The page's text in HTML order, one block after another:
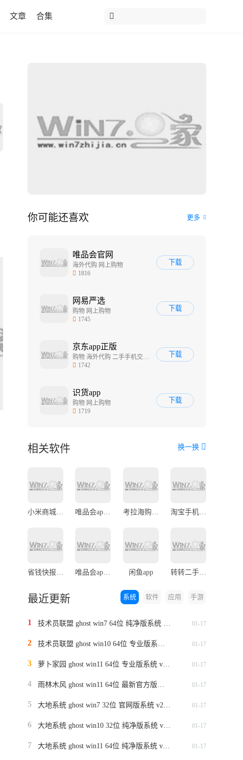
文章 合集
你可能还喜欢 更多
唯品会官网
海外代购 网上购物
1816
下载
网易严选
购物 网上购物
1745
下载
京东app正版
购物 海外代购 二手手机交易平台哪个好
1742
下载
识货app
购物 网上购物
1719
下载
相关软件 换一换
淘宝手机官方版
闲鱼app 转转二手手机App
最近更新 手游
应用
软件
系统
1 01-17
2 01-17
3 01-17
4 01-17
5 01-17
6 01-17
7 01-17